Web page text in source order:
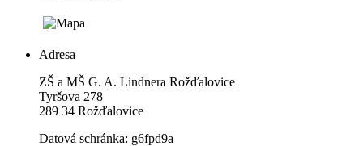
Adresa
ZŠ a MŠ G. A. Lindnera Rožďalovice
Tyršova 278
289 34 Rožďalovice
Datová schránka: g6fpd9a